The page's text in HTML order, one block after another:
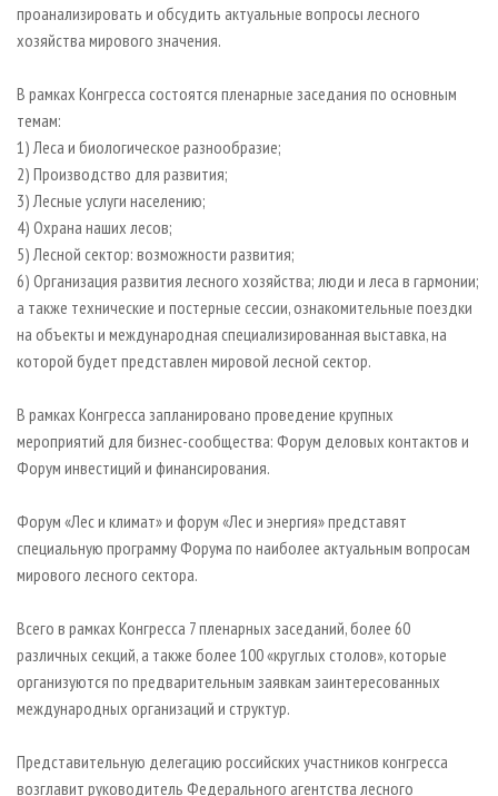
ИНСТРУМЕНТ И МАТЕРИАЛЫ
БИБЛИОТЕКА СПЕЦИАЛИСТА
проанализировать и обсудить актуальные вопросы лесного
хозяйства мирового значения.
В рамках Конгресса состоятся пленарные заседания по основным
темам:
1) Леса и биологическое разнообразие;
2) Производство для развития;
3) Лесные услуги населению;
4) Охрана наших лесов;
5) Лесной сектор: возможности развития;
6) Организация развития лесного хозяйства; люди и леса в гармонии;
а также технические и постерные сессии, ознакомительные поездки
на объекты и международная специализированная выставка, на
которой будет представлен мировой лесной сектор.
В рамках Конгресса запланировано проведение крупных
мероприятий для бизнес-сообщества: Форум деловых контактов и
Форум инвестиций и финансирования.
Форум «Лес и климат» и форум «Лес и энергия» представят
специальную программу Форума по наиболее актуальным вопросам
мирового лесного сектора.
Всего в рамках Конгресса 7 пленарных заседаний, более 60
различных секций, а также более 100 «круглых столов», которые
организуются по предварительным заявкам заинтересованных
международных организаций и структур.
Представительную делегацию российских участников конгресса
возглавит руководитель Федерального агентства лесного